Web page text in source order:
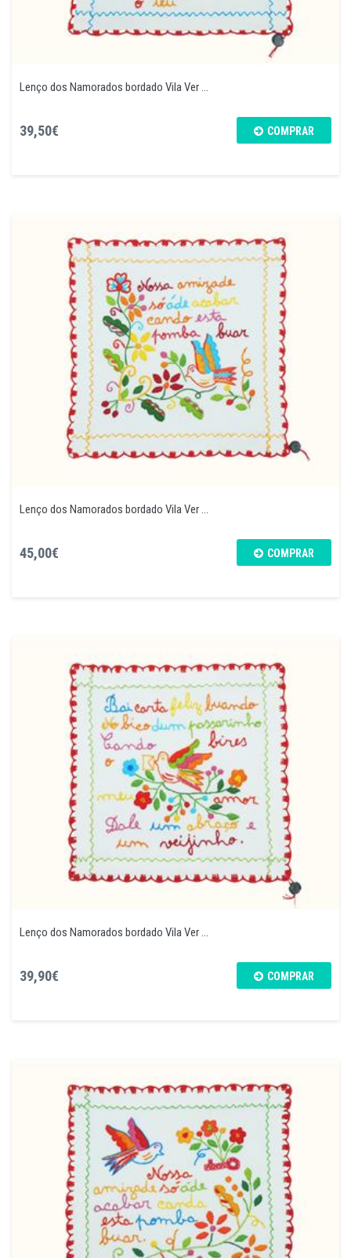
Lenço dos Namorados bordado Vila Ver ...
39,50€ COMPRAR
Lenço dos Namorados bordado Vila Ver ...
45,00€ COMPRAR
Lenço dos Namorados bordado Vila Ver ...
39,90€ COMPRAR